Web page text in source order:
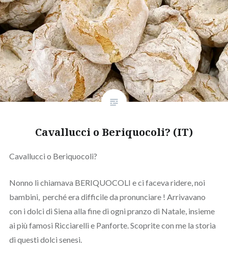
Cavallucci o Beriquocoli? (IT)
Cavallucci o Beriquocoli?
Nonno li chiamava BERIQUOCOLI e ci faceva ridere, noi
bambini, perché era difficile da pronunciare ! Arrivavano
con i dolci di Siena alla fine di ogni pranzo di Natale, insieme
ai più famosi Ricciarelli e Panforte. Scoprite con me la storia
di questi dolci senesi.